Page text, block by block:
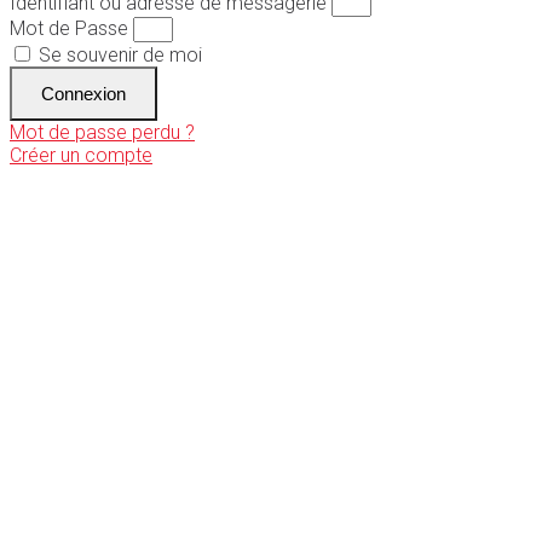
Mot de Passe
Se souvenir de moi
Connexion
Mot de passe perdu ?
Créer un compte